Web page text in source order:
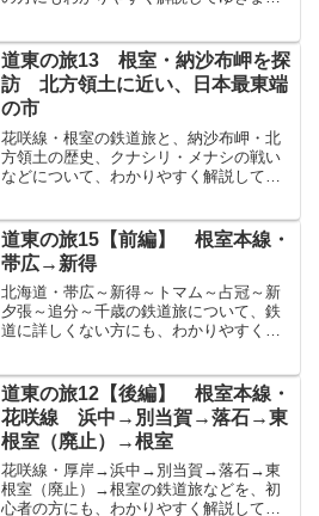
回解説した川湯温泉駅から、バスで行く
ことができます。摩周湖は、...
道東の旅13 根室・納沙布岬を探
訪 北方領土に近い、日本最東端
の市
花咲線・根室の鉄道旅と、納沙布岬・北
方領土の歴史、クナシリ・メナシの戦い
などについて、わかりやすく解説してゆ
根室市）に到着しました。北海道根室市
ねむろしは、日本で最も東...
道東の旅15【前編】 根室本線・
帯広→新得
北海道・帯広～新得～トマム～占冠～新
夕張～追分～千歳の鉄道旅について、鉄
道に詳しくない方にも、わかりやすく解
ろえき（北海道帯広市）に到達していま
す。北海道帯広市おびひろ...
道東の旅12【後編】 根室本線・
花咲線 浜中→別当賀→落石→東
根室（廃止）→根室
花咲線・厚岸→浜中→別当賀→落石→東
根室（廃止）→根室の鉄道旅などを、初
心者の方にも、わかりやすく解説してゆ